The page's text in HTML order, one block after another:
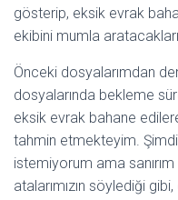
gösterip, eksik evrak
ekibini mumla
Önceki dosyalarımdan
dosyalarında bekleme
eksik evrak bahane
tahmin etmekteyim.
istemiyorum ama sanırım
atalarımızın söylediği